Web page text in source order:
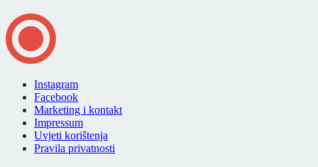
Instagram
Facebook
Marketing i kontakt
Impressum
Uvjeti korištenja
Pravila privatnosti